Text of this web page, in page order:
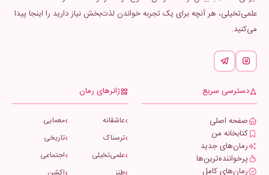
علمی‌تخیلی، هر آنچه برای یک تجربه خواندن لذت‌بخش نیاز دارید را اینجا پیدا
می‌کنید.
دسترسی سریع
صفحه اصلی
کتابخانه من
رمان‌های جدید
پرخواننده‌ترین‌ها
رمان‌های کامل
ژانرهای رمان
عاشقانه
معمایی
ترسناک
تاریخی
علمی‌تخیلی
اجتماعی